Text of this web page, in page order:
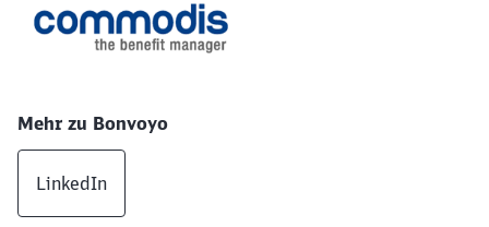
Mehr zu Bonvoyo
LinkedIn